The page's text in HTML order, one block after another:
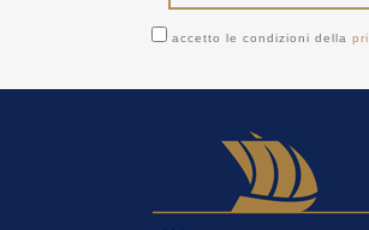
accetto le condizioni della